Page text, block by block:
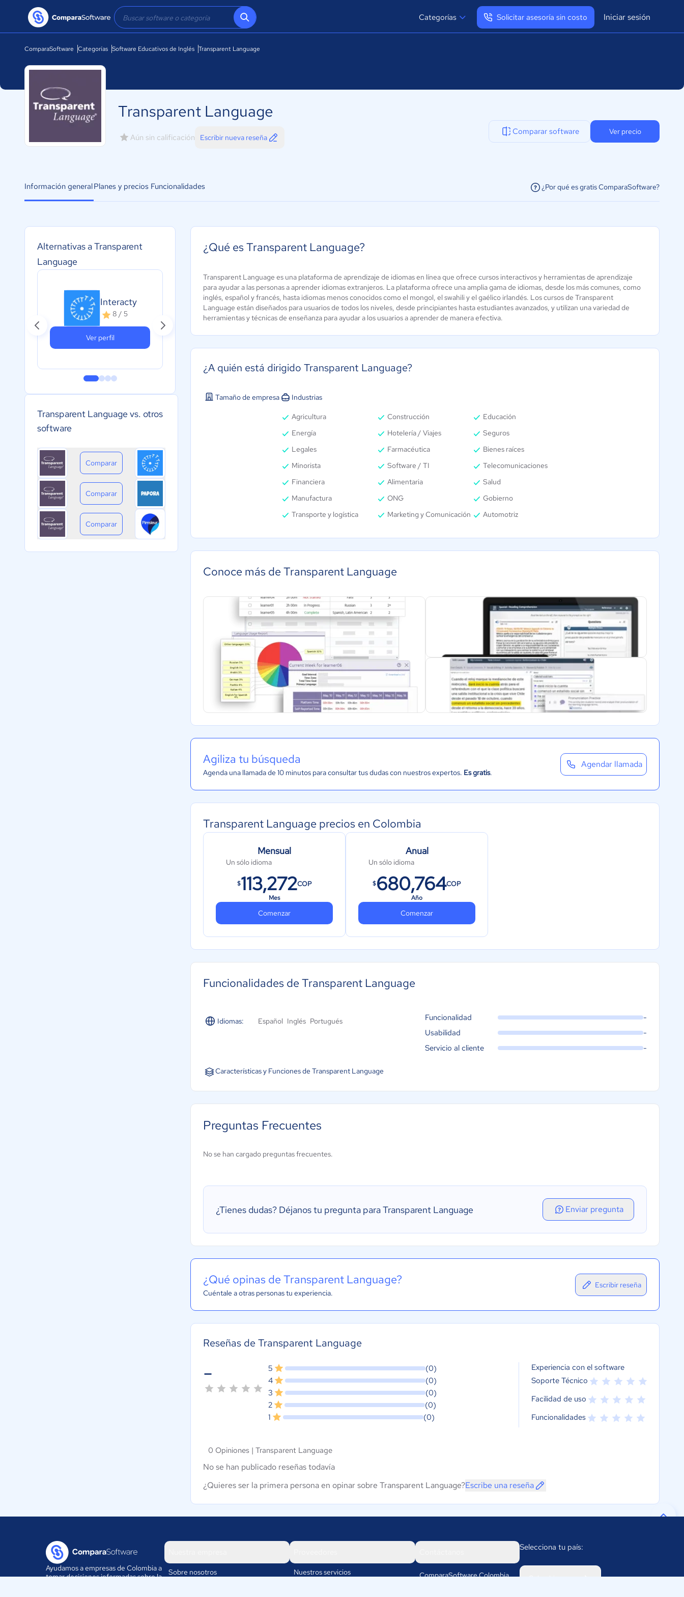
Categorías Solicitar asesoría sin costo Iniciar sesión
ComparaSoftware Categorías Software Educativos de Inglés Transparent Language
Transparent Language
Aún sin calificación Escribir nueva reseña
Comparar software Ver precio
Información generalPlanes y precios Funcionalidades ¿Por qué es gratis ComparaSoftware?
Alternativas a Transparent
Language
Interacty
8 / 5
Ver perfil
Papora
Aún sin
calificación
Pimsleur
0 / 5
FluentU
Aún sin
calificación
Transparent Language vs. otros
software
Comparar
Comparar
Comparar
¿Qué es Transparent Language?
Transparent Language es una plataforma de aprendizaje de idiomas en línea que ofrece cursos interactivos y herramientas de aprendizaje
para ayudar a las personas a aprender idiomas extranjeros. La plataforma ofrece una amplia gama de idiomas, desde los más comunes, como
inglés, español y francés, hasta idiomas menos conocidos como el mongol, el swahili y el gaélico irlandés. Los cursos de Transparent
Language están diseñados para usuarios de todos los niveles, desde principiantes hasta estudiantes avanzados, y utilizan una variedad de
herramientas y técnicas de enseñanza para ayudar a los usuarios a aprender de manera efectiva.
¿A quién está dirigido Transparent Language?
Tamaño de empresa Industrias
Agricultura Construcción
Educación
Energía
Hotelería / Viajes
Seguros
Legales
Farmacéutica
Bienes raíces
Minorista
Software / TI
Telecomunicaciones
Financiera
Alimentaria
Salud
Manufactura
ONG
Gobierno
Transporte y logística
Marketing y Comunicación Automotriz
Conoce más de Transparent Language
Agiliza tu búsqueda
Agenda una llamada de 10 minutos para consultar tus dudas con nuestros expertos. Es gratis.
Agendar llamada
Transparent Language precios en Colombia
Mensual
Un sólo idioma
$113,272COP
Mes
Comenzar
Anual
Un sólo idioma
$680,764COP
Año
Comenzar
Funcionalidades de Transparent Language
Idiomas: Español Inglés Portugués Funcionalidad
-
Usabilidad
-
Servicio al cliente
-
Características y Funciones de Transparent Language
Preguntas Frecuentes
No se han cargado preguntas frecuentes.
¿Tienes dudas? Déjanos tu pregunta para Transparent Language Enviar pregunta
¿Qué opinas de Transparent Language?
Cuéntale a otras personas tu experiencia.
Escribir reseña
Reseñas de Transparent Language
- 5
(0)
4
(0)
3
(0)
2
(0)
1
(0)
Experiencia con el software
Soporte Técnico
Facilidad de uso
Funcionalidades
0 Opiniones | Transparent Language
No se han publicado reseñas todavía
¿Quieres ser la primera persona en opinar sobre Transparent Language?Escribe una reseña
Ayudamos a empresas de Colombia a
tomar decisiones informadas sobre la
Sobre nosotros
Nuestros servicios
ComparaSoftware Colombia
Selecciona tu país: